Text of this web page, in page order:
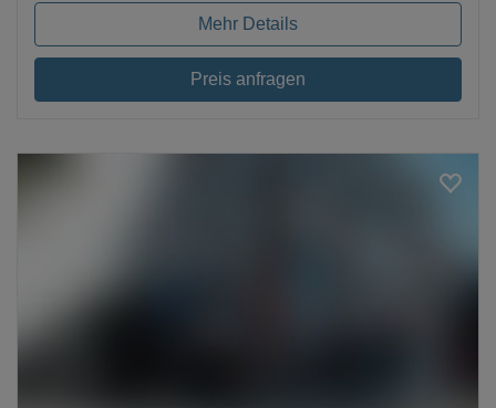
Mehr Details
Preis anfragen